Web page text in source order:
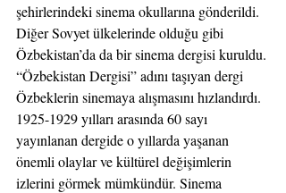
şehirlerindeki sinema okullarına gönderildi.
Diğer Sovyet ülkelerinde olduğu gibi
Özbekistan’da da bir sinema dergisi kuruldu.
“Özbekistan Dergisi” adını taşıyan dergi
Özbeklerin sinemaya alışmasını hızlandırdı.
1925-1929 yılları arasında 60 sayı
yayınlanan dergide o yıllarda yaşanan
önemli olaylar ve kültürel değişimlerin
izlerini görmek mümkündür. Sinema